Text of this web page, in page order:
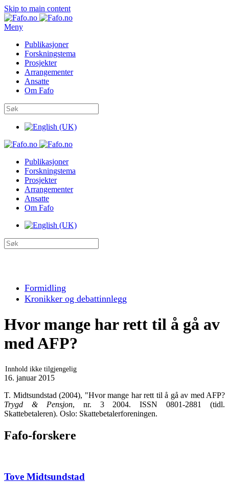
Skip to main content
Meny
Publikasjoner
Forskningstema
Prosjekter
Arrangementer
Ansatte
Om Fafo
Publikasjoner
Forskningstema
Prosjekter
Arrangementer
Ansatte
Om Fafo
Formidling
Kronikker og debattinnlegg
Hvor mange har rett til å gå av
med AFP?
Innhold ikke tilgjengelig
16. januar 2015
T. Midtsundstad (2004), "Hvor mange har rett til å gå av med AFP?
Trygd & Pensjon, nr. 3 2004. ISSN 0801-2881 (tidl.
Skattebetaleren). Oslo: Skattebetalerforeningen.
Fafo-forskere
Tove Midtsundstad